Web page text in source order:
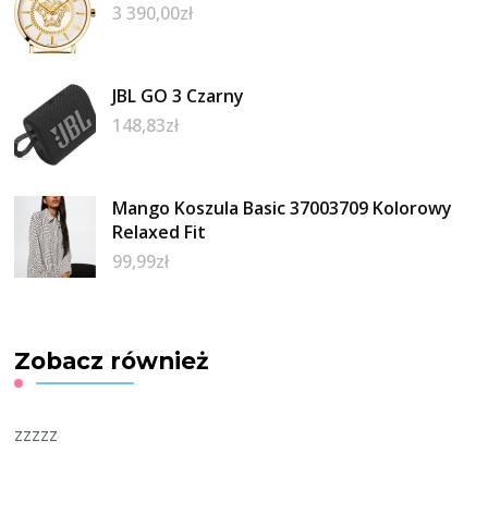
3 390,00zł
JBL GO 3 Czarny
148,83zł
Mango Koszula Basic 37003709 Kolorowy
Relaxed Fit
99,99zł
Zobacz również
zzzzz